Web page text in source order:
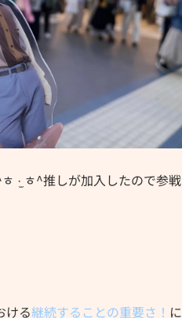
·̫ ㅎ^推しが加入したので参
ける継続することの重要さ！